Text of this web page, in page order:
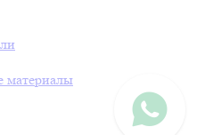
материалы